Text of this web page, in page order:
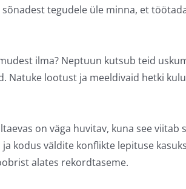
tegudele üle minna, et
ilma? Neptuun kutsub teid
Natuke lootust ja meeldivaid hetki
on väga huvitav, kuna see
kodus väldite konflikte lepituse
alates rekordtaseme.